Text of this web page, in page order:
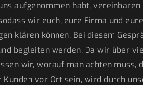
aufgenommen habt,
wir euch, eure Firma und
klären können. Bei diesem
begleiten werden. Da wir über
wir, worauf man achten muss,
Kunden vor Ort sein, wird durch